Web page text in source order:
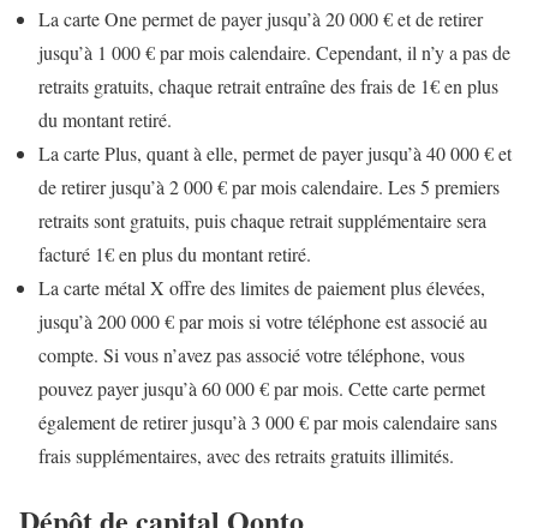
La carte One permet de payer jusqu’à 20 000 € et de retirer
jusqu’à 1 000 € par mois calendaire. Cependant, il n’y a pas de
retraits gratuits, chaque retrait entraîne des frais de 1€ en plus
du montant retiré.
La carte Plus, quant à elle, permet de payer jusqu’à 40 000 € et
de retirer jusqu’à 2 000 € par mois calendaire. Les 5 premiers
retraits sont gratuits, puis chaque retrait supplémentaire sera
facturé 1€ en plus du montant retiré.
La carte métal X offre des limites de paiement plus élevées,
jusqu’à 200 000 € par mois si votre téléphone est associé au
compte. Si vous n’avez pas associé votre téléphone, vous
pouvez payer jusqu’à 60 000 € par mois. Cette carte permet
également de retirer jusqu’à 3 000 € par mois calendaire sans
frais supplémentaires, avec des retraits gratuits illimités.